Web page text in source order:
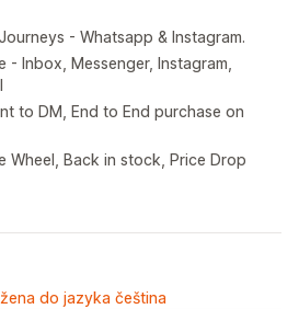
- Whatsapp & Instagram.
- Inbox, Messenger, Instagram,
to DM, End to End purchase on
Wheel, Back in stock, Price Drop
do jazyka čeština